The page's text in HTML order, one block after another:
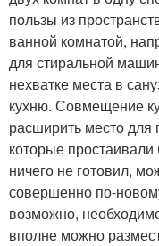
пользы из
ванной комнатой,
для стиральной
нехватке места в
кухню. Совмещение
расширить место
которые простаивали
ничего не готовил,
совершенно по-
возможно,
вполне можно